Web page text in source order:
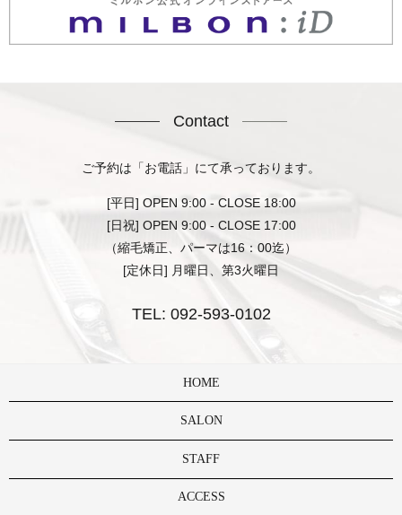
Contact
ご予約は「お電話」にて承っております。
[平日] OPEN 9:00 - CLOSE 18:00
[日祝] OPEN 9:00 - CLOSE 17:00
（縮毛矯正、パーマは16：00迄）
[定休日] 月曜日、第3火曜日
TEL: 092-593-0102
HOME
SALON
STAFF
ACCESS